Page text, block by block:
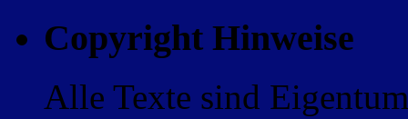
Copyright Hinweise
Alle Texte sind